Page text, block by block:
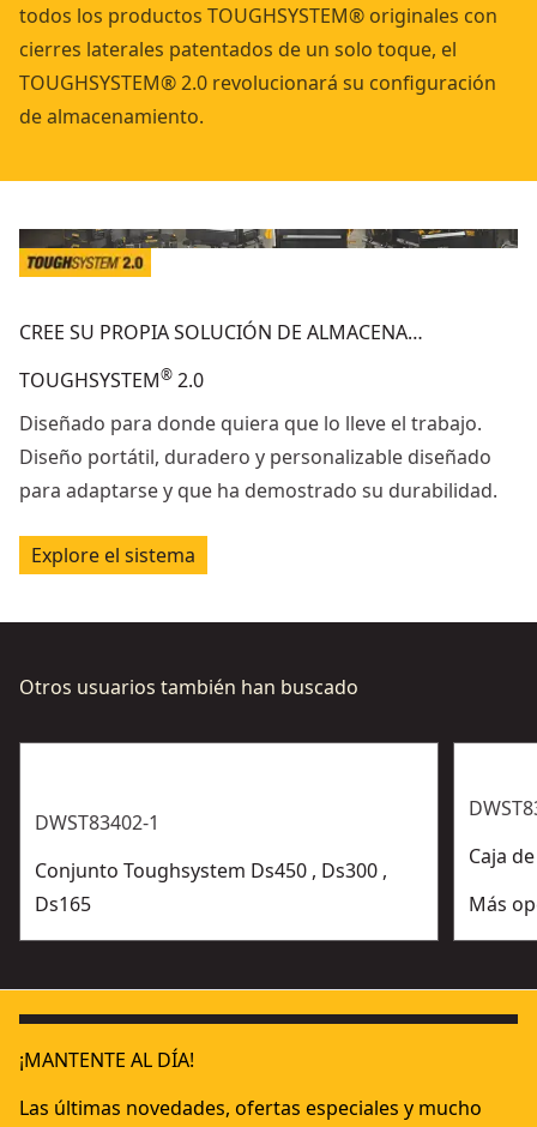
todos los productos TOUGHSYSTEM® originales con
cierres laterales patentados de un solo toque, el
TOUGHSYSTEM® 2.0 revolucionará su configuración
de almacenamiento.
CREE SU PROPIA SOLUCIÓN DE ALMACENA…
TOUGHSYSTEM® 2.0
Diseñado para donde quiera que lo lleve el trabajo.
Diseño portátil, duradero y personalizable diseñado
para adaptarse y que ha demostrado su durabilidad.
Explore el sistema
Otros usuarios también han buscado
DWST83402-1
Conjunto Toughsystem Ds450 , Ds300 ,
Ds165
Caja
Más
¡MANTENTE AL DÍA!
Las últimas novedades, ofertas especiales y mucho